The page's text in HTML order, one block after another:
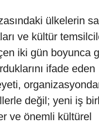
ülkelerin
ve kültür
iki gün boyunca
ifade eden
değil; yeni iş
ve önemli kültürel